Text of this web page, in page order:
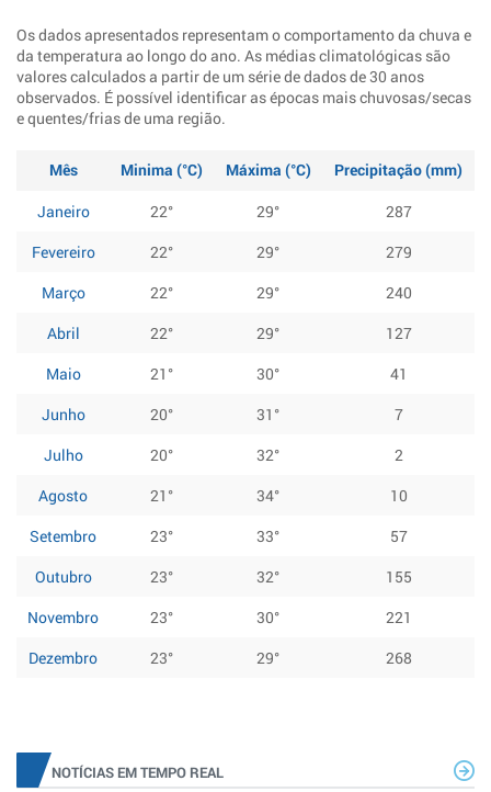
Os dados apresentados representam o comportamento da chuva e
da temperatura ao longo do ano. As médias climatológicas são
valores calculados a partir de um série de dados de 30 anos
observados. É possível identificar as épocas mais chuvosas/secas
e quentes/frias de uma região.
Mês Minima (°C) Máxima (°C)
Precipitação (mm)
Janeiro
22° 29°
287
Fevereiro
22° 29°
279
Março
22° 29°
240
Abril
22° 29°
127
Maio
21° 30°
41
Junho
20° 31°
7
Julho
20° 32°
2
Agosto
21° 34°
10
Setembro
23° 33°
57
Outubro
23° 32°
155
Novembro
23° 30°
221
Dezembro
23° 29° 268
NOTÍCIAS EM TEMPO REAL